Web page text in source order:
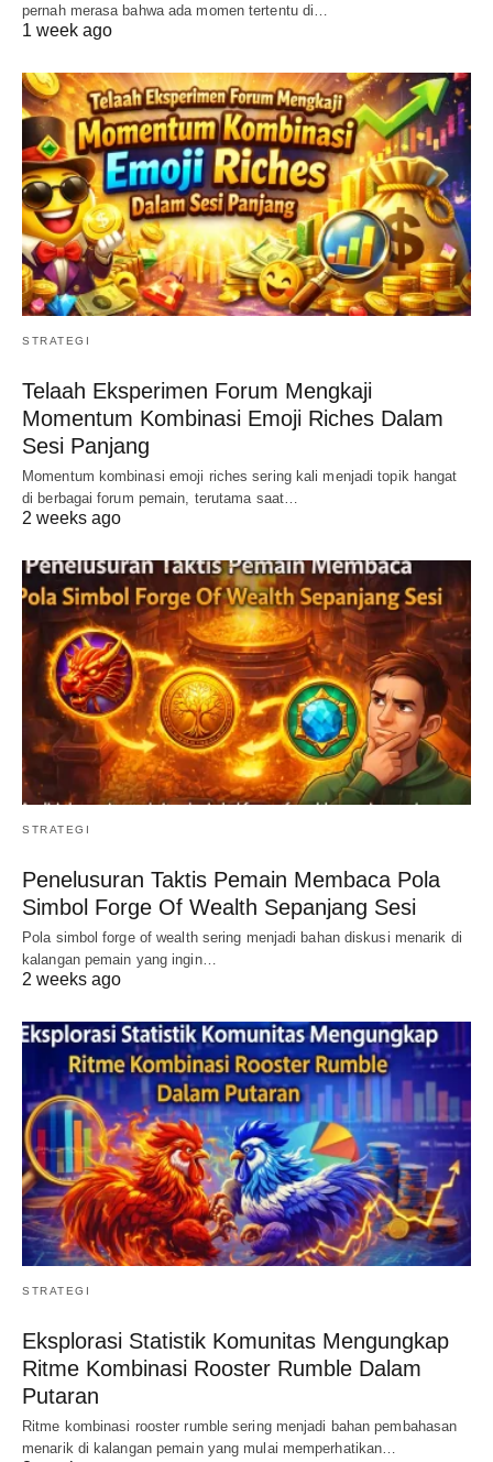
pernah merasa bahwa ada momen tertentu di…
1 week ago
STRATEGI
Telaah Eksperimen Forum Mengkaji
Momentum Kombinasi Emoji Riches Dalam
Sesi Panjang
Momentum kombinasi emoji riches sering kali menjadi topik hangat
di berbagai forum pemain, terutama saat…
2 weeks ago
STRATEGI
Penelusuran Taktis Pemain Membaca Pola
Simbol Forge Of Wealth Sepanjang Sesi
Pola simbol forge of wealth sering menjadi bahan diskusi menarik di
kalangan pemain yang ingin…
2 weeks ago
STRATEGI
Eksplorasi Statistik Komunitas Mengungkap
Ritme Kombinasi Rooster Rumble Dalam
Putaran
Ritme kombinasi rooster rumble sering menjadi bahan pembahasan
menarik di kalangan pemain yang mulai memperhatikan…